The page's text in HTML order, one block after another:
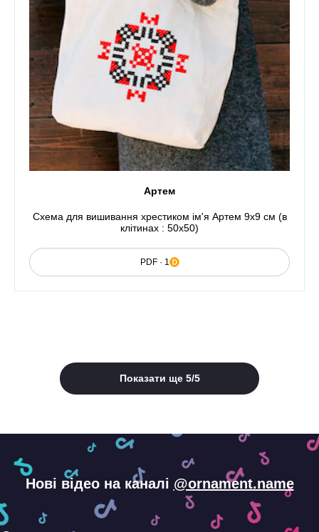
Артем
Схема для вишивання хрестиком ім'я Артем 9х9 см (в
клітинах : 50x50)
PDF · 1
Показати ще 5/5
Нові відео на каналі @ornament.name